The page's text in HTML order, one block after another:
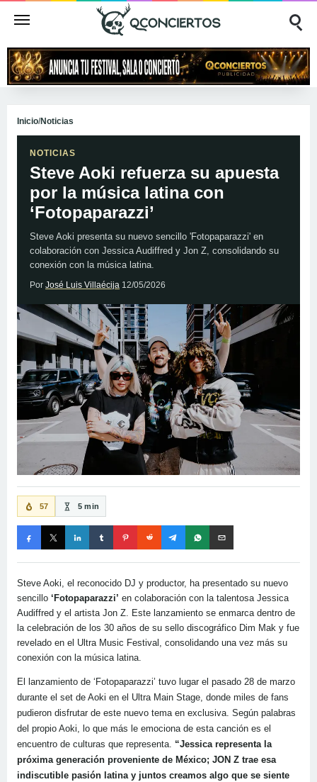
Inicio/Noticias
NOTICIAS
Steve Aoki refuerza su apuesta
por la música latina con
‘Fotopaparazzi’
Steve Aoki presenta su nuevo sencillo 'Fotopaparazzi' en
colaboración con Jessica Audiffred y Jon Z, consolidando su
conexión con la música latina.
Por José Luis Villaécija 12/05/2026
57 5 min
Steve Aoki, el reconocido DJ y productor, ha presentado su nuevo
sencillo ‘Fotopaparazzi’ en colaboración con la talentosa Jessica
Audiffred y el artista Jon Z. Este lanzamiento se enmarca dentro de
la celebración de los 30 años de su sello discográfico Dim Mak y fue
revelado en el Ultra Music Festival, consolidando una vez más su
conexión con la música latina.
El lanzamiento de ‘Fotopaparazzi’ tuvo lugar el pasado 28 de marzo
durante el set de Aoki en el Ultra Main Stage, donde miles de fans
pudieron disfrutar de este nuevo tema en exclusiva. Según palabras
del propio Aoki, lo que más le emociona de esta canción es el
encuentro de culturas que representa. “Jessica representa la
próxima generación proveniente de México; JON Z trae esa
indiscutible pasión latina y juntos creamos algo que se siente